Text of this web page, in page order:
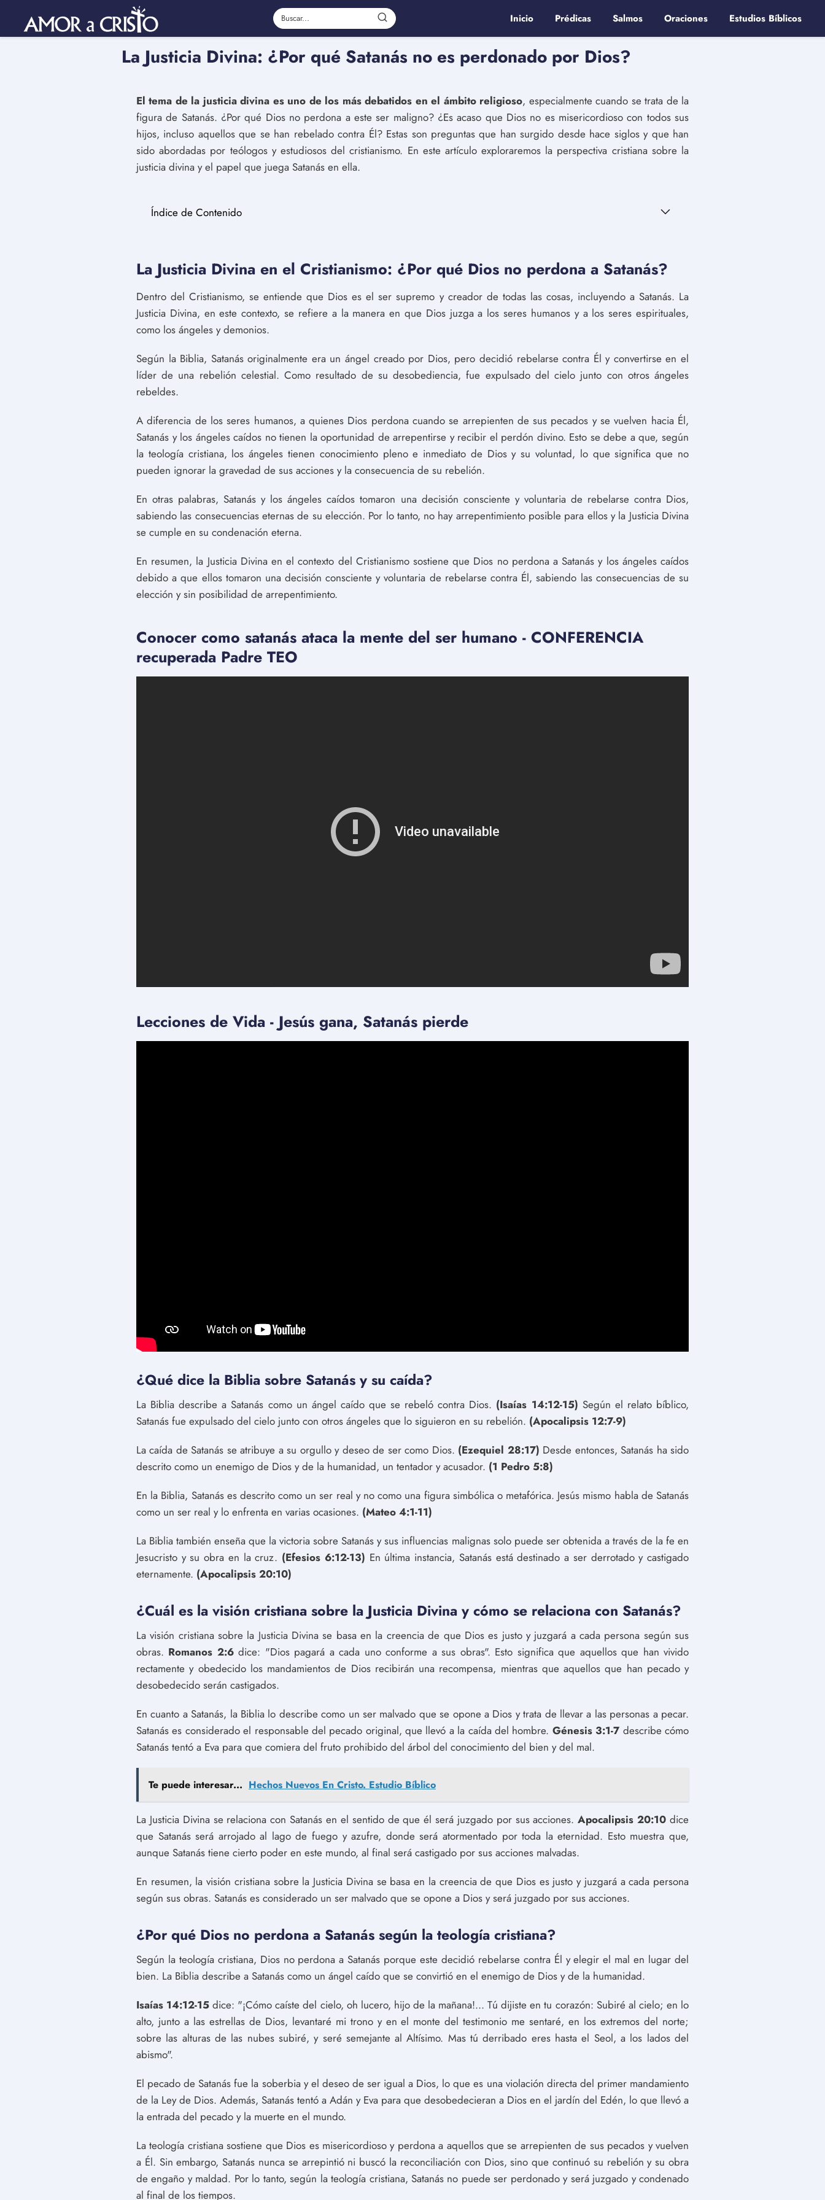
Inicio Prédicas Salmos Oraciones Estudios Bíblicos
La Justicia Divina: ¿Por qué Satanás no es perdonado por Dios?
El tema de la justicia divina es uno de los más debatidos en el ámbito religioso, especialmente cuando se trata de la
figura de Satanás. ¿Por qué Dios no perdona a este ser maligno? ¿Es acaso que Dios no es misericordioso con todos sus
hijos, incluso aquellos que se han rebelado contra Él? Estas son preguntas que han surgido desde hace siglos y que han
sido abordadas por teólogos y estudiosos del cristianismo. En este artículo exploraremos la perspectiva cristiana sobre la
justicia divina y el papel que juega Satanás en ella.
Índice de Contenido
La Justicia Divina en el Cristianismo: ¿Por qué Dios no perdona a Satanás?
Dentro del Cristianismo, se entiende que Dios es el ser supremo y creador de todas las cosas, incluyendo a Satanás. La
Justicia Divina, en este contexto, se refiere a la manera en que Dios juzga a los seres humanos y a los seres espirituales,
como los ángeles y demonios.
Según la Biblia, Satanás originalmente era un ángel creado por Dios, pero decidió rebelarse contra Él y convertirse en el
líder de una rebelión celestial. Como resultado de su desobediencia, fue expulsado del cielo junto con otros ángeles
rebeldes.
A diferencia de los seres humanos, a quienes Dios perdona cuando se arrepienten de sus pecados y se vuelven hacia Él,
Satanás y los ángeles caídos no tienen la oportunidad de arrepentirse y recibir el perdón divino. Esto se debe a que, según
la teología cristiana, los ángeles tienen conocimiento pleno e inmediato de Dios y su voluntad, lo que significa que no
pueden ignorar la gravedad de sus acciones y la consecuencia de su rebelión.
En otras palabras, Satanás y los ángeles caídos tomaron una decisión consciente y voluntaria de rebelarse contra Dios,
sabiendo las consecuencias eternas de su elección. Por lo tanto, no hay arrepentimiento posible para ellos y la Justicia Divina
se cumple en su condenación eterna.
En resumen, la Justicia Divina en el contexto del Cristianismo sostiene que Dios no perdona a Satanás y los ángeles caídos
debido a que ellos tomaron una decisión consciente y voluntaria de rebelarse contra Él, sabiendo las consecuencias de su
elección y sin posibilidad de arrepentimiento.
Conocer como satanás ataca la mente del ser humano - CONFERENCIA
recuperada Padre TEO
Lecciones de Vida - Jesús gana, Satanás pierde
¿Qué dice la Biblia sobre Satanás y su caída?
La Biblia describe a Satanás como un ángel caído que se rebeló contra Dios. (Isaías 14:12-15) Según el relato bíblico,
Satanás fue expulsado del cielo junto con otros ángeles que lo siguieron en su rebelión. (Apocalipsis 12:7-9)
La caída de Satanás se atribuye a su orgullo y deseo de ser como Dios. (Ezequiel 28:17) Desde entonces, Satanás ha sido
descrito como un enemigo de Dios y de la humanidad, un tentador y acusador. (1 Pedro 5:8)
En la Biblia, Satanás es descrito como un ser real y no como una figura simbólica o metafórica. Jesús mismo habla de Satanás
como un ser real y lo enfrenta en varias ocasiones. (Mateo 4:1-11)
La Biblia también enseña que la victoria sobre Satanás y sus influencias malignas solo puede ser obtenida a través de la fe en
Jesucristo y su obra en la cruz. (Efesios 6:12-13) En última instancia, Satanás está destinado a ser derrotado y castigado
eternamente. (Apocalipsis 20:10)
¿Cuál es la visión cristiana sobre la Justicia Divina y cómo se relaciona con Satanás?
La visión cristiana sobre la Justicia Divina se basa en la creencia de que Dios es justo y juzgará a cada persona según sus
obras. Romanos 2:6dice: "Dios pagará a cada uno conforme a sus obras". Esto significa que aquellos que han vivido
rectamente y obedecido los mandamientos de Dios recibirán una recompensa, mientras que aquellos que han pecado y
desobedecido serán castigados.
En cuanto a Satanás, la Biblia lo describe como un ser malvado que se opone a Dios y trata de llevar a las personas a pecar.
Satanás es considerado el responsable del pecado original, que llevó a la caída del hombre. Génesis 3:1-7 describe cómo
Satanás tentó a Eva para que comiera del fruto prohibido del árbol del conocimiento del bien y del mal.
Te puede interesar... Hechos Nuevos En Cristo. Estudio Bíblico
La Justicia Divina se relaciona con Satanás en el sentido de que él será juzgado por sus acciones.Apocalipsis 20:10 dice
que Satanás será arrojado al lago de fuego y azufre, donde será atormentado por toda la eternidad. Esto muestra que,
aunque Satanás tiene cierto poder en este mundo, al final será castigado por sus acciones malvadas.
En resumen, la visión cristiana sobre la Justicia Divina se basa en la creencia de que Dios es justo y juzgará a cada persona
según sus obras. Satanás es considerado un ser malvado que se opone a Dios y será juzgado por sus acciones.
¿Por qué Dios no perdona a Satanás según la teología cristiana?
Según la teología cristiana, Dios no perdona a Satanás porque este decidió rebelarse contra Él y elegir el mal en lugar del
bien. La Biblia describe a Satanás como un ángel caído que se convirtió en el enemigo de Dios y de la humanidad.
Isaías 14:12-15 dice: "¡Cómo caíste del cielo, oh lucero, hijo de la mañana!... Tú dijiste en tu corazón: Subiré al cielo; en lo
alto, junto a las estrellas de Dios, levantaré mi trono y en el monte del testimonio me sentaré, en los extremos del norte;
sobre las alturas de las nubes subiré, y seré semejante al Altísimo. Mas tú derribado eres hasta el Seol, a los lados del
abismo".
El pecado de Satanás fue la soberbia y el deseo de ser igual a Dios, lo que es una violación directa del primer mandamiento
de la Ley de Dios. Además, Satanás tentó a Adán y Eva para que desobedecieran a Dios en el jardín del Edén, lo que llevó a
la entrada del pecado y la muerte en el mundo.
La teología cristiana sostiene que Dios es misericordioso y perdona a aquellos que se arrepienten de sus pecados y vuelven
a Él. Sin embargo, Satanás nunca se arrepintió ni buscó la reconciliación con Dios, sino que continuó su rebelión y su obra
de engaño y maldad. Por lo tanto, según la teología cristiana, Satanás no puede ser perdonado y será juzgado y condenado
al final de los tiempos.